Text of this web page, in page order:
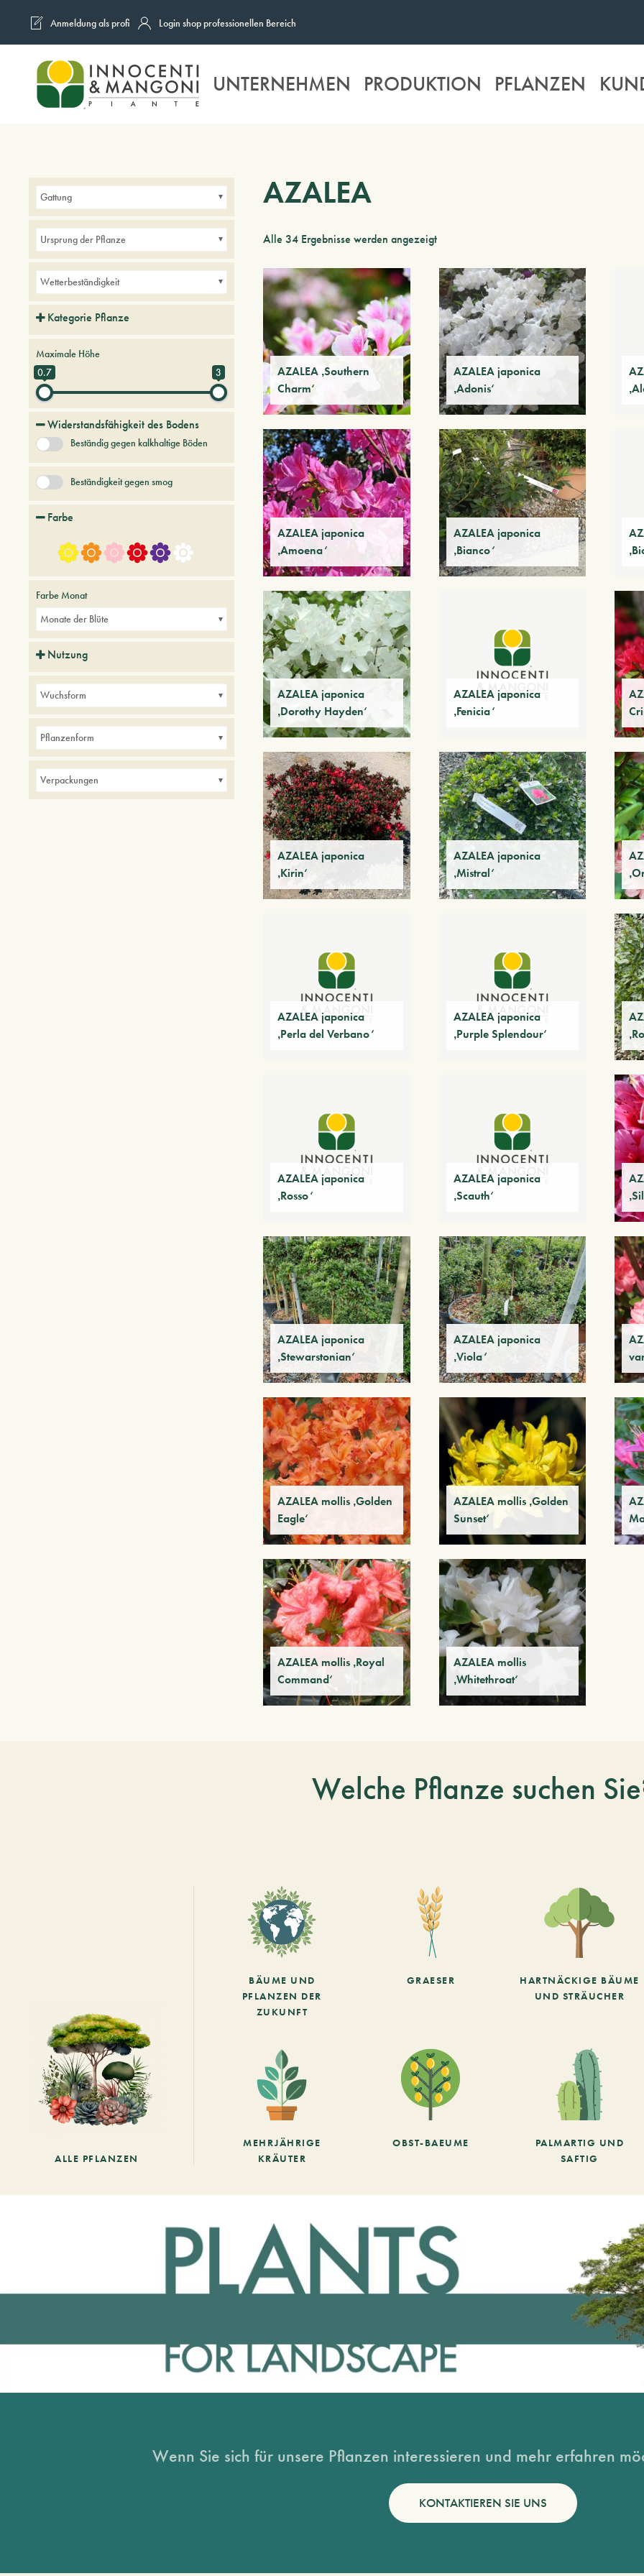
Skip to main content
Anmeldung als profi Login shop professionellen Bereich
UNTERNEHMEN PRODUKTION PFLANZEN
AZALEA
Alle 34 Ergebnisse werden angezeigt
AZALEA ‚Southern
Charm‘
AZALEA japonica
‚Adonis‘
AZALEA japonica
‚Amoena‘
AZALEA japonica
‚Bianco‘
AZALEA japonica
‚Dorothy Hayden‘
AZALEA japonica
‚Fenicia‘
AZALEA japonica
‚Kirin‘
AZALEA japonica
‚Mistral‘
AZALEA japonica
‚Perla del Verbano‘
AZALEA japonica
‚Purple Splendour‘
AZALEA japonica
‚Rosso‘
AZALEA japonica
‚Scauth‘
AZALEA japonica
‚Stewarstonian‘
AZALEA japonica
‚Viola‘
AZALEA mollis ‚Golden
Eagle‘
AZALEA mollis ‚Golden
Sunset‘
AZALEA mollis ‚Royal
Command‘
AZALEA mollis
‚Whitethroat‘
Gattung
Ursprung der Pflanze
Wetterbeständigkeit
Kategorie Pflanze
Maximale Höhe
0.7
3
Widerstandsfähigkeit des Bodens
Beständig gegen kalkhaltige Böden
Beständigkeit gegen smog
Farbe
Farbe Monat
Monate der Blüte
Nutzung
Parks
Wuchsform
Pflanzenform
Verpackungen
Welche Pflanze suchen
ALLE PFLANZEN
BÄUME UND
PFLANZEN DER
ZUKUNFT
GRAESER
HARTNÄCKIGE BÄUME
UND STRÄUCHER
MEHRJÄHRIGE
KRÄUTER
OBST-BAEUME
PALMARTIG UND
SAFTIG
Wenn Sie sich für unsere Pflanzen interessieren und mehr erfahren
KONTAKTIEREN SIE UNS